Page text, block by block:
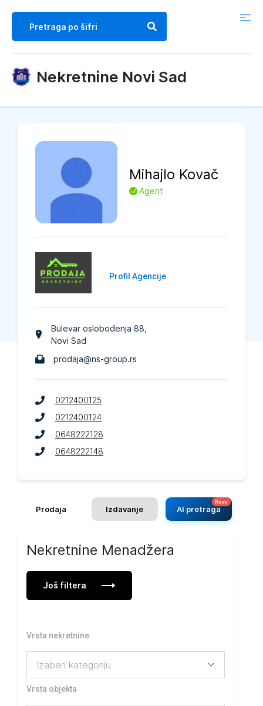
Nekretnine Novi Sad
Mihajlo Kovač
L Agent
Profil Agencije
Bulevar oslobođenja 88
Novi Sad
prodaja@ns-group.rs
0212400125
0212400124
0648222128
0648222148
Prodaja Izdavanje AI pretraga
Nekretnine Menadžera
Još filtera
Vrsta nekretnine
Vrsta objekta